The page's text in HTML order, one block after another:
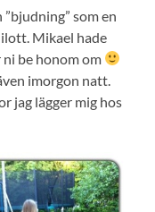
som en
Mikael hade
be honom om
imorgon natt.
jag lägger mig hos